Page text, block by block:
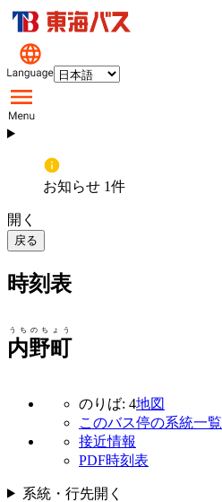
お知らせ 1件
開く
戻る
時刻表
内野町
うちのちょう
のりば: 4地図
このバス停の系統一覧
接近情報
PDF時刻表
系統・行先開く